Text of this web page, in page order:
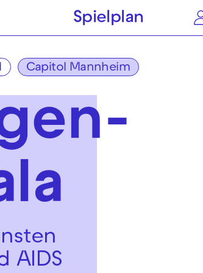
Hauptinhalt springen
Spielplan
Capitol Mannheim
AIDS